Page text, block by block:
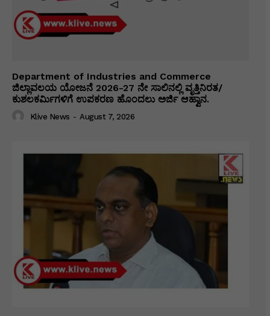
Department of Industries and Commerce
ಜಿಲ್ಲಾವಲಯ ಯೋಜನೆ 2026-27 ನೇ ಸಾಲಿನಲ್ಲಿ ವೃತ್ತಿನಿರತ/
ಕುಶಲಕರ್ಮಿಗಳಿಗೆ ಉಪಕರಣ ಹೊಂದಲು ಅರ್ಜಿ ಆಹ್ವಾನ.
Klive News - August 7, 2026